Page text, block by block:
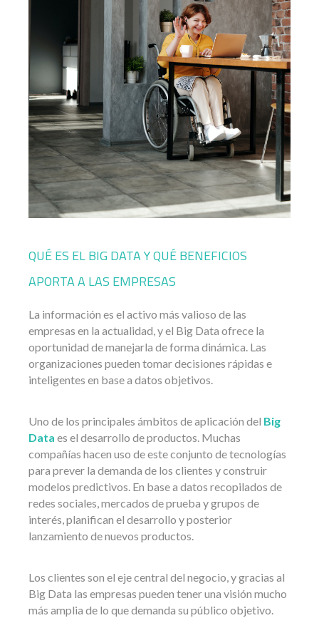
QUÉ ES EL BIG DATA Y QUÉ BENEFICIOS
APORTA A LAS EMPRESAS
La información es el activo más valioso de las
empresas en la actualidad, y el Big Data ofrece la
oportunidad de manejarla de forma dinámica. Las
organizaciones pueden tomar decisiones rápidas e
inteligentes en base a datos objetivos.
Uno de los principales ámbitos de aplicación del Big
Data es el desarrollo de productos. Muchas
compañías hacen uso de este conjunto de tecnologías
para prever la demanda de los clientes y construir
modelos predictivos. En base a datos recopilados de
redes sociales, mercados de prueba y grupos de
interés, planifican el desarrollo y posterior
lanzamiento de nuevos productos.
Los clientes son el eje central del negocio, y gracias al
Big Data las empresas pueden tener una visión mucho
más amplia de lo que demanda su público objetivo.